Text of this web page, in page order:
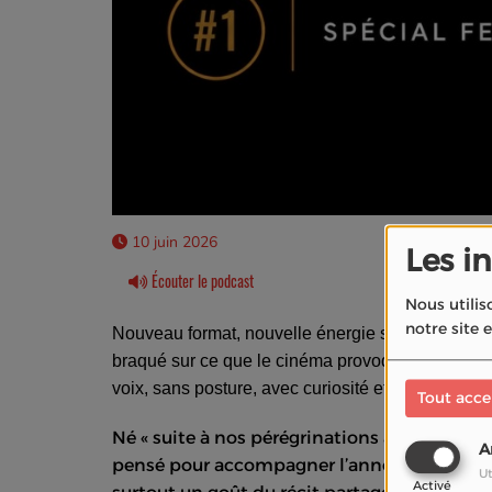
Les
Nous
notre site
Tout
Activé
10 juin 2026
Écouter le podcast
Nouveau format, nouvelle énergie surLa Radio
braqué sur ce que le cinéma provoque en
voix, sans posture, avec curiosité et beaucoup
Né « suite à nos pérégrinations à Cannes »,
pensé pour accompagner l’année entière :